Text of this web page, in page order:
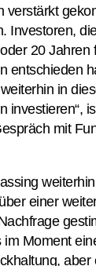
verstärkt
Investoren,
20 Jahren
entschieden
in
investieren“,
mit
einer
im Moment
aber